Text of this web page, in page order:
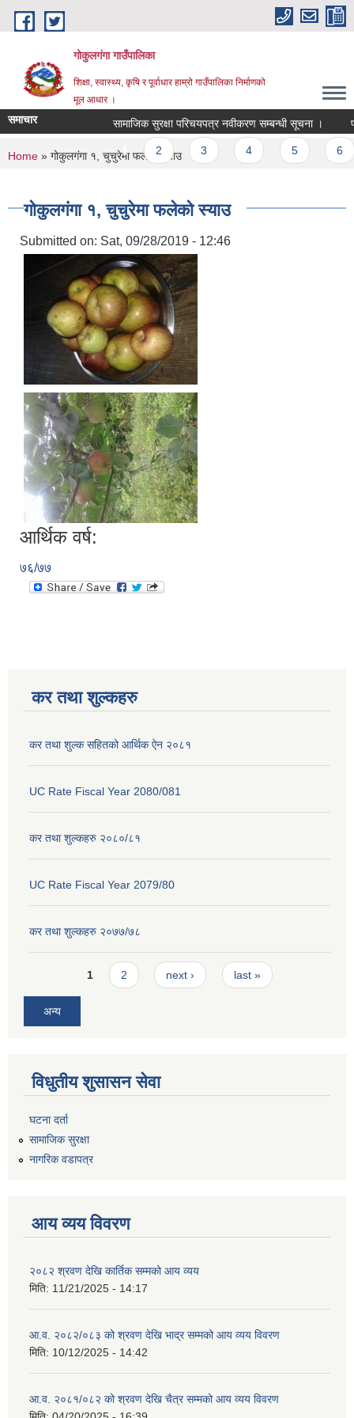
Skip to main content
गोकुलगंगा गाउँपालिका
शिक्षा, स्वास्थ्य, कृषि र पूर्वाधार हाम्रो गाउँपालिका निर्माणको
मूल आधार ।
समाचार सामाजिक सुरक्षा परिचयपत्र नवीकरण सम्बन्धी सूचना ।
Pages
1
You are here
Home » गोकुलगंगा १, चुचुरेमा फलेको स्याउ
गोकुलगंगा १, चुचुरेमा फलेको स्याउ
Submitted on: Sat, 09/28/2019 - 12:46
आर्थिक वर्ष:
७६/७७
कर तथा शुल्कहरु
कर तथा शुल्क सहितको आर्थिक ऐन २०८१
UC Rate Fiscal Year 2080/081
कर तथा शुल्कहरु २०८०/८१
UC Rate Fiscal Year 2079/80
कर तथा शुल्कहरु २०७७/७८
Pages1 2 next › last »
अन्य
विधुतीय शुसासन सेवा
घटना दर्ता
सामाजिक सुरक्षा
नागरिक वडापत्र
आय व्यय विवरण
२०८२ श्रवण देखि कार्तिक सम्मको आय व्यय
मिति: 11/21/2025 - 14:17
आ.व. २०८२/०८३ को श्रवण देखि भाद्र सम्मको आय व्यय विवरण
मिति: 10/12/2025 - 14:42
आ.व. २०८१/०८२ को श्रवण देखि चैत्र सम्मको आय व्यय विवरण